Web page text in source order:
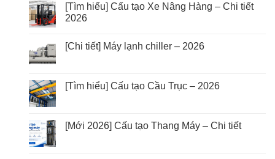
[Tìm hiểu] Cấu tạo Xe Nâng Hàng – Chi tiết
2026
[Chi tiết] Máy lạnh chiller – 2026
[Tìm hiểu] Cấu tạo Cầu Trục – 2026
[Mới 2026] Cấu tạo Thang Máy – Chi tiết